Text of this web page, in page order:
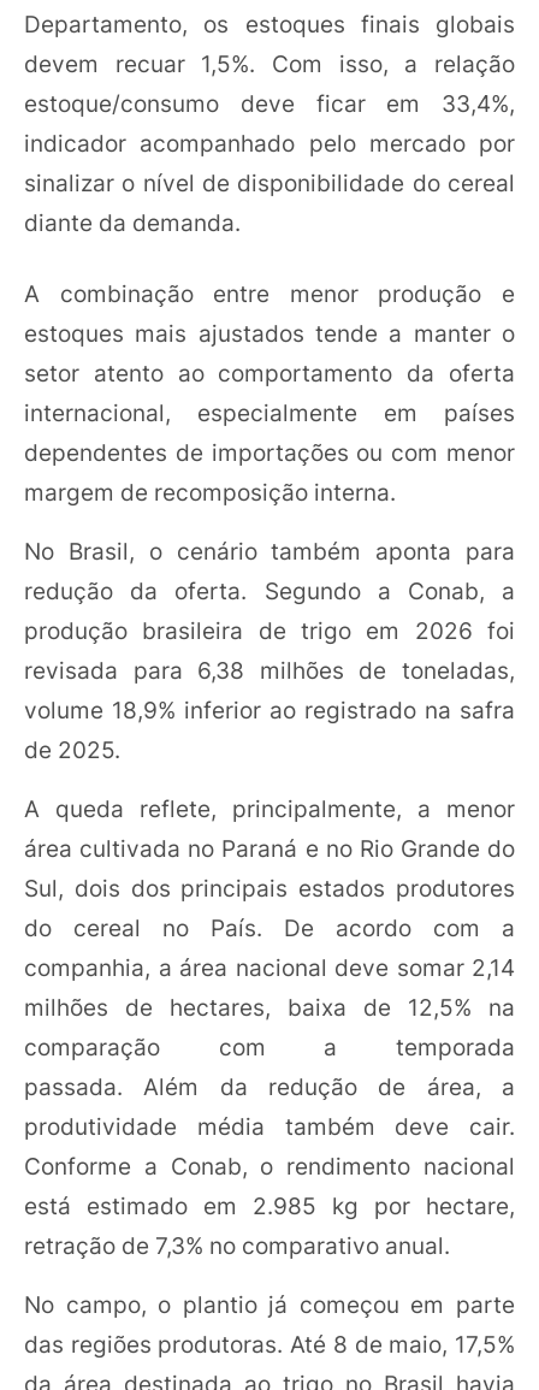
Departamento, os estoques finais globais
devem recuar 1,5%. Com isso, a relação
estoque/consumo deve ficar em 33,4%,
indicador acompanhado pelo mercado por
sinalizar o nível de disponibilidade do cereal
diante da demanda.
A combinação entre menor produção e
estoques mais ajustados tende a manter o
setor atento ao comportamento da oferta
internacional, especialmente em países
dependentes de importações ou com menor
margem de recomposição interna.
No Brasil, o cenário também aponta para
redução da oferta. Segundo a Conab, a
produção brasileira de trigo em 2026 foi
revisada para 6,38 milhões de toneladas,
volume 18,9% inferior ao registrado na safra
de 2025.
A queda reflete, principalmente, a menor
área cultivada no Paraná e no Rio Grande do
Sul, dois dos principais estados produtores
do cereal no País. De acordo com a
companhia, a área nacional deve somar 2,14
milhões de hectares, baixa de 12,5% na
comparação com a temporada
passada. Além da redução de área, a
produtividade média também deve cair.
Conforme a Conab, o rendimento nacional
está estimado em 2.985 kg por hectare,
retração de 7,3% no comparativo anual.
No campo, o plantio já começou em parte
das regiões produtoras. Até 8 de maio, 17,5%
da área destinada ao trigo no Brasil havia